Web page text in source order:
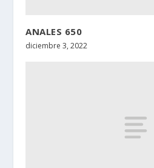
ANALES 650
diciembre 3, 2022